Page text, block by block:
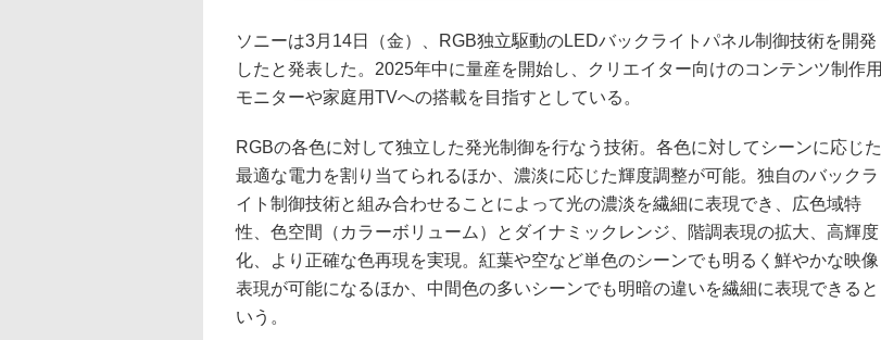
ソニーは3月14日（金）、RGB独立駆動のLEDバックライトパネル制御技術を開発
したと発表した。2025年中に量産を開始し、クリエイター向けのコンテンツ制作用
モニターや家庭用TVへの搭載を目指すとしている。
RGBの各色に対して独立した発光制御を行なう技術。各色に対してシーンに応じた
最適な電力を割り当てられるほか、濃淡に応じた輝度調整が可能。独自のバックラ
イト制御技術と組み合わせることによって光の濃淡を繊細に表現でき、広色域特
性、色空間（カラーボリューム）とダイナミックレンジ、階調表現の拡大、高輝度
化、より正確な色再現を実現。紅葉や空など単色のシーンでも明るく鮮やかな映像
表現が可能になるほか、中間色の多いシーンでも明暗の違いを繊細に表現できると
いう。